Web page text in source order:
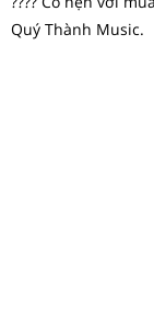
Quý Thành Music.